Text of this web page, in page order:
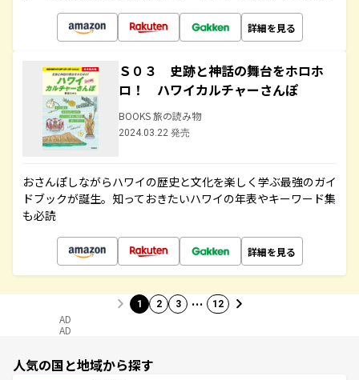
詳細を見る
Ｓ０３ 史跡と神話の舞台をホロホ
ロ！ ハワイカルチャーさんぽ
BOOKS 旅の読み物
2024.03.22 発売
おさんぽしながらハワイの歴史と文化を楽しく学ぶ最強のガイ
ドブックが誕生。知っておきたいハワイの年表やキーワード集
も必読
詳細を見る
1 2 3 … 12
AD
AD
人気の国と地域から探す